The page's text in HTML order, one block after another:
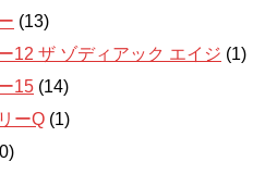
(13)
12 ザ ゾディアック エイジ (1)
15 (14)
ーQ (1)